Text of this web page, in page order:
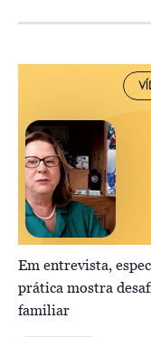
Em entrevista,
prática mostra
familiar